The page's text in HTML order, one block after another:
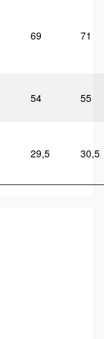
69 71
54 55
29,5 30,5